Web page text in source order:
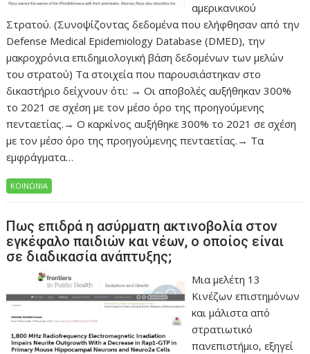
αμερικανικού
Στρατού. (Συνοψίζοντας δεδομένα που ελήφθησαν από την
Defense Medical Epidemiology Database (DMED), την
μακροχρόνια επιδημιολογική βάση δεδομένων των μελών
του στρατού) Τα στοιχεία που παρουσιάστηκαν στο
δικαστήριο δείχνουν ότι: → Οι αποβολές αυξήθηκαν 300%
το 2021 σε σχέση με τον μέσο όρο της προηγούμενης
πενταετίας.→ Ο καρκίνος αυξήθηκε 300% το 2021 σε σχέση
με τον μέσο όρο της προηγούμενης πενταετίας.→ Τα
εμφράγματα…
ΚΟΙΝΩΝΙΑ
Πως επιδρά η ασύρματη ακτινοβολία στον
εγκέφαλο παιδιών και νέων, ο οποίος είναι
σε διαδικασία ανάπτυξης;
Μια μελέτη 13
Κινέζων επιστημόνων
και μάλιστα από
στρατιωτικό
πανεπιστήμιο, εξηγεί